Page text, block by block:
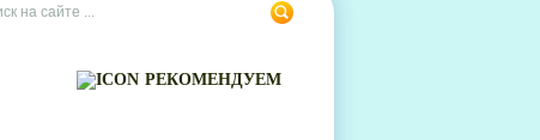
РЕКОМЕНДУЕМ